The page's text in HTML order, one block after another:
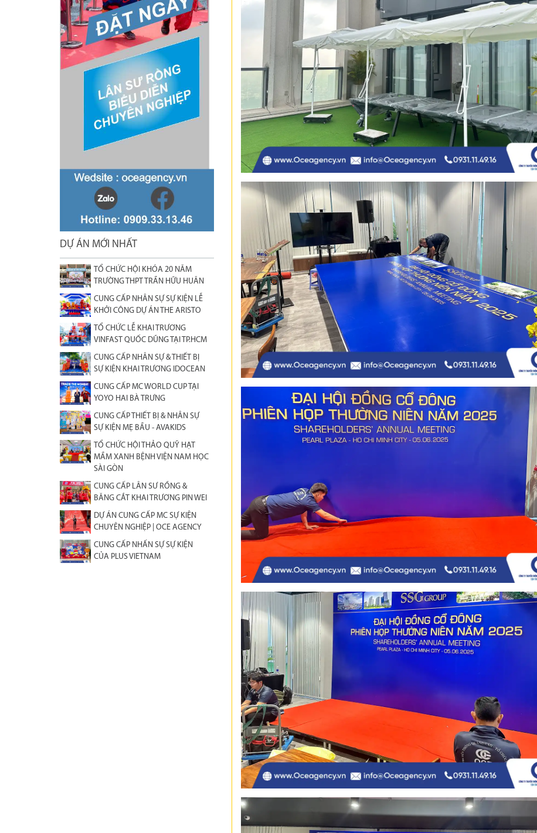
DỰ ÁN MỚI NHẤT
TỔ CHỨC HỘI KHÓA 20 NĂM
TRƯỜNG THPT TRẦN HỮU HUÂN
CUNG CẤP NHÂN SỰ SỰ KIỆN LỄ
KHỞI CÔNG DỰ ÁN THE ARISTO
TỔ CHỨC LỄ KHAI TRƯƠNG
VINFAST QUỐC DŨNG TẠI TP.HCM
CUNG CẤP NHÂN SỰ & THIẾT BỊ
SỰ KIỆN KHAI TRƯƠNG IDOCEAN
CUNG CẤP MC WORLD CUP TẠI
YOYO HAI BÀ TRƯNG
CUNG CẤP THIẾT BỊ & NHÂN SỰ
SỰ KIỆN MẸ BẦU - AVAKIDS
TỔ CHỨC HỘI THẢO QUỸ HẠT
MẦM XANH BỆNH VIỆN NAM HỌC
SÀI GÒN
CUNG CẤP LÂN SƯ RỒNG &
BĂNG CẮT KHAI TRƯƠNG PIN WEI
DỰ ÁN CUNG CẤP MC SỰ KIỆN
CHUYÊN NGHIỆP | OCE AGENCY
CUNG CẤP NHẤN SỰ SỰ KIỆN
CỦA PLUS VIETNAM